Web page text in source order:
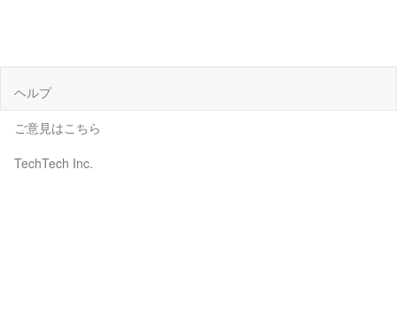
ヘルプ
ご意見はこちら
TechTech Inc.